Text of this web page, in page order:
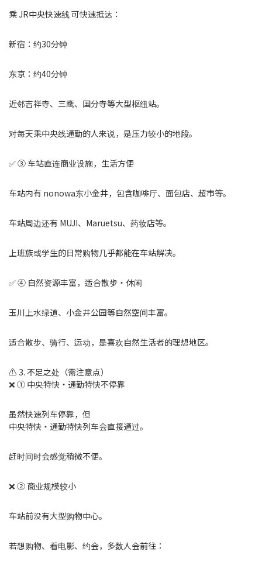
乘 JR中央快速线 可快速抵达：
新宿：约30分钟
东京：约40分钟
近邻吉祥寺、三鹰、国分寺等大型枢纽站。
对每天乘中央线通勤的人来说，是压力较小的地段。
✅ ③ 车站直连商业设施，生活方便
车站内有 nonowa东小金井，包含咖啡厅、面包店、超市等。
车站周边还有 MUJI、Maruetsu、药妆店等。
上班族或学生的日常购物几乎都能在车站解决。
✅ ④ 自然资源丰富，适合散步・休闲
玉川上水绿道、小金井公园等自然空间丰富。
适合散步、骑行、运动，是喜欢自然生活者的理想地区。
⚠️ 3. 不足之处（需注意点）
❌ ① 中央特快・通勤特快不停靠
虽然快速列车停靠，但
中央特快・通勤特快列车会直接通过。
赶时间时会感觉稍微不便。
❌ ② 商业规模较小
车站前没有大型购物中心。
若想购物、看电影、约会，多数人会前往：